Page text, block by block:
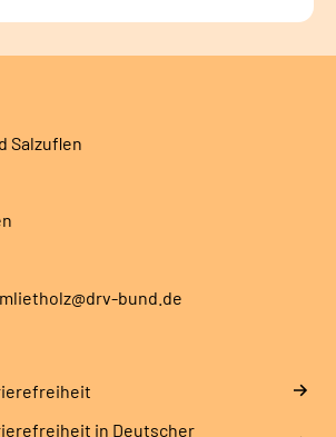
Salzuflen
bund.de
in Deutscher